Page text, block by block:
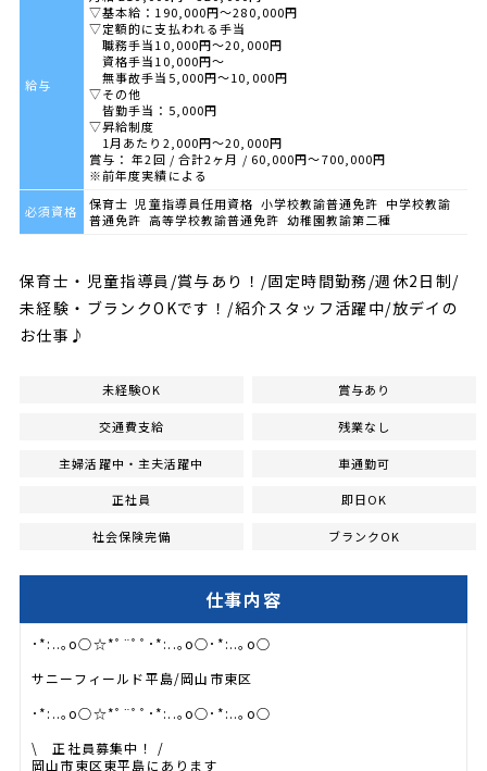
給与
▽基本給：190,000円～280,000円
▽定額的に支払われる手当
職務手当10,000円～20,000円
資格手当10,000円〜
無事故手当5,000円〜10,000円
▽その他
皆勤手当：5,000円
▽昇給制度
1月あたり2,000円〜20,000円
賞与： 年2回 / 合計2ヶ月 / 60,000円〜700,000円
※前年度実績による
必須資格
保育士 児童指導員任用資格 小学校教諭普通免許 中学校教諭
普通免許 高等学校教諭普通免許 幼稚園教諭第二種
保育士・児童指導員/賞与あり！/固定時間勤務/週休2日制/
未経験・ブランクOKです！/紹介スタッフ活躍中/放デイの
お仕事♪
未経験OK 賞与あり
交通費支給 残業なし
主婦活躍中・主夫活躍中 車通勤可
正社員 即日OK
社会保険完備 ブランクOK
仕事内容
･*:..｡o○☆*ﾟ¨ﾟﾟ･*:..｡o○･*:..｡o○
サニーフィールド平島/岡山市東区
･*:..｡o○☆*ﾟ¨ﾟﾟ･*:..｡o○･*:..｡o○
\ 正社員募集中！ /
岡山市東区東平島にあります